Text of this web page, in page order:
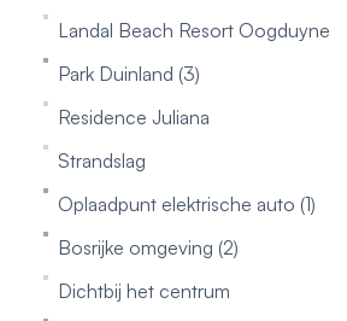
Landal Beach Resort Oogduyne
Park Duinland (3)
Residence Juliana
Strandslag
Oplaadpunt elektrische auto (1)
Bosrijke omgeving (2)
Dichtbij het centrum